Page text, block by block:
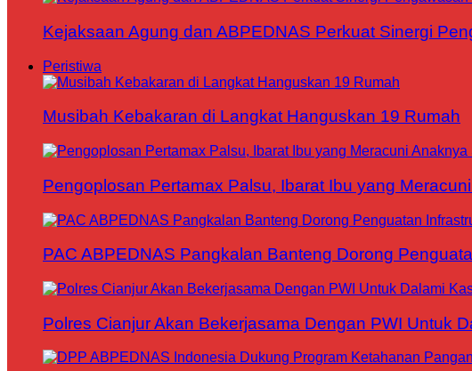
Kejaksaan Agung dan ABPEDNAS Perkuat Sinergi
Peristiwa
Musibah Kebakaran di Langkat Hanguskan 19 Rumah
Pengoplosan Pertamax Palsu, Ibarat Ibu yang
PAC ABPEDNAS Pangkalan Banteng Dorong
Polres Cianjur Akan Bekerjasama Dengan PWI Untuk